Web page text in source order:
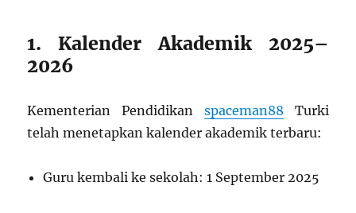
1. Kalender Akademik 2025–
2026
Kementerian Pendidikan spaceman88 Turki
telah menetapkan kalender akademik terbaru:
Guru kembali ke sekolah: 1 September 2025